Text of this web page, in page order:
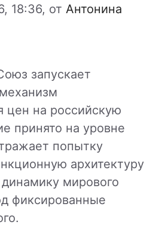
18:36, от Антонина
запускает
цен на российскую
принято на уровне
попытку
архитектуру
мирового
фиксированные